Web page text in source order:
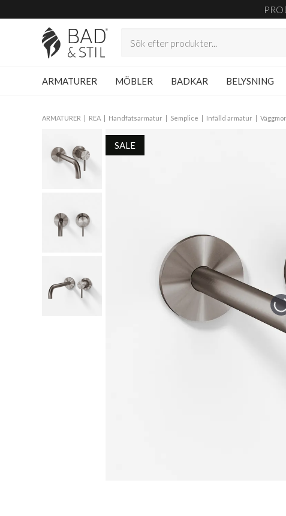
ARMATURER MÖBLER BADKAR BELYSNING
ARMATURER REA Handfatsarmatur Semplice Infälld armatur
SALE